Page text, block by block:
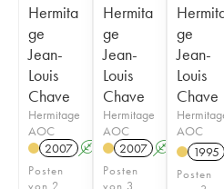
Hermita
ge
Jean-
Louis
Chave
Hermitage
AOC
2007 A
Posten
von 2
Hermita
ge
Jean-
Louis
Chave
Hermitage
AOC
2007 A
Posten
von 3
ge
Jean-
Louis
Chave
AOC
1995
Posten